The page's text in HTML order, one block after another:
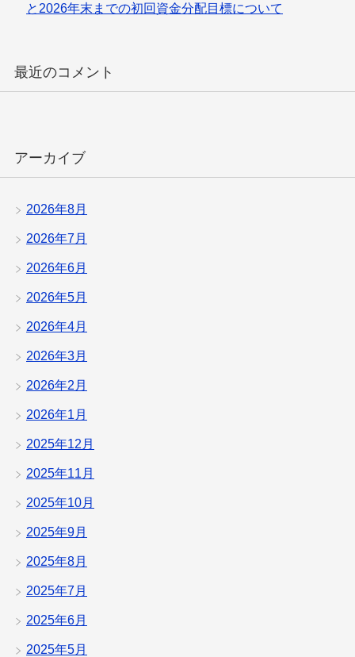
と2026年末までの初回資金分配目標について
最近のコメント
アーカイブ
2026年8月
2026年7月
2026年6月
2026年5月
2026年4月
2026年3月
2026年2月
2026年1月
2025年12月
2025年11月
2025年10月
2025年9月
2025年8月
2025年7月
2025年6月
2025年5月